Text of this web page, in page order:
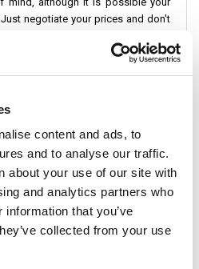
content and ads, to
and to analyse our traffic.
about your use of our site with
and analytics partners who
that you’ve
collected from your use
negotiate your prices and don't
can hire a motorcycle or a car on a
the vehicles carry insurance and
wear your helmets at all times and
and enjoy yourself!
간략히 읽기